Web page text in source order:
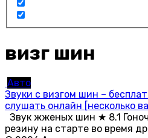
визг шин
Авто
Звуки с визгом шин –
слушать онлайн [несколько
Звук жженых шин ★ 8.1
резину на старте во время